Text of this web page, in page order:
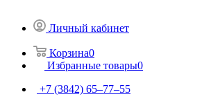
Личный кабинет
Корзина0
Избранные товары0
+7 (3842) 65–77–55